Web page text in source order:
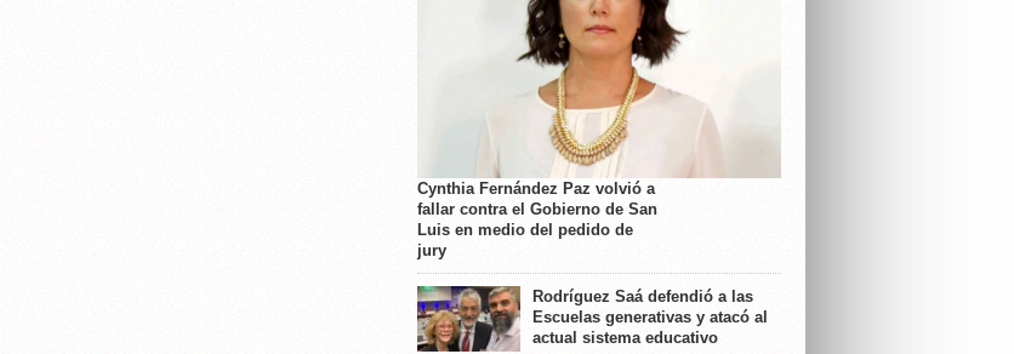
Cynthia Fernández Paz volvió a
fallar contra el Gobierno de San
Luis en medio del pedido de
jury
Rodríguez Saá defendió a las
Escuelas generativas y atacó al
actual sistema educativo